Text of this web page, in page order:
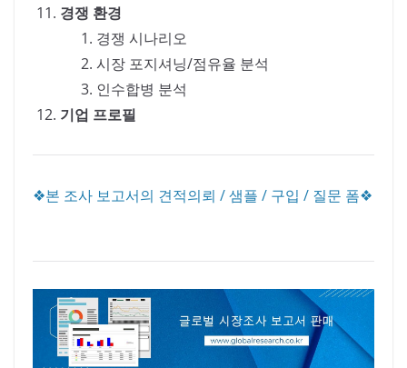
경쟁 환경
경쟁 시나리오
시장 포지셔닝/점유율 분석
인수합병 분석
기업 프로필
❖본 조사 보고서의 견적의뢰 / 샘플 / 구입 / 질문 폼❖